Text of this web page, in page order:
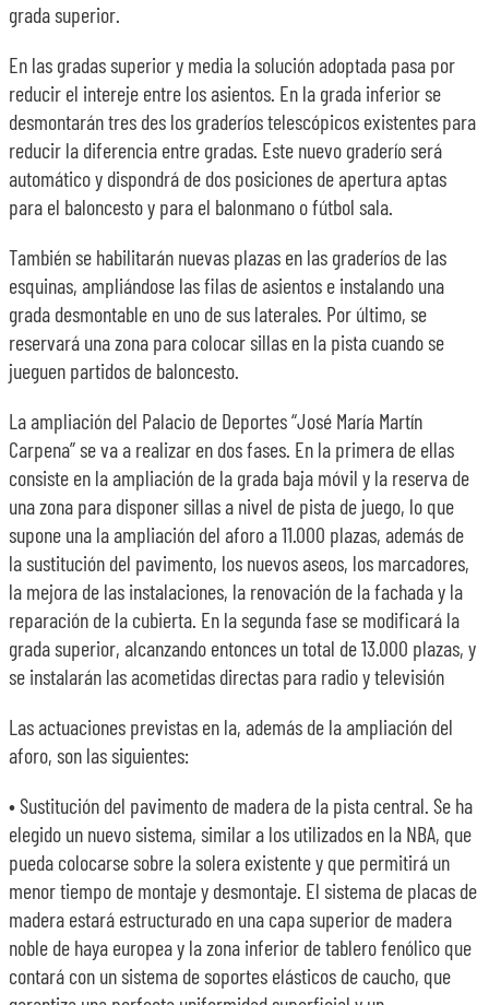
grada superior.
En las gradas superior y media la solución adoptada pasa por
reducir el intereje entre los asientos. En la grada inferior se
desmontarán tres des los graderíos telescópicos existentes para
reducir la diferencia entre gradas. Este nuevo graderío será
automático y dispondrá de dos posiciones de apertura aptas
para el baloncesto y para el balonmano o fútbol sala.
También se habilitarán nuevas plazas en las graderíos de las
esquinas, ampliándose las filas de asientos e instalando una
grada desmontable en uno de sus laterales. Por último, se
reservará una zona para colocar sillas en la pista cuando se
jueguen partidos de baloncesto.
La ampliación del Palacio de Deportes “José María Martín
Carpena” se va a realizar en dos fases. En la primera de ellas
consiste en la ampliación de la grada baja móvil y la reserva de
una zona para disponer sillas a nivel de pista de juego, lo que
supone una la ampliación del aforo a 11.000 plazas, además de
la sustitución del pavimento, los nuevos aseos, los marcadores,
la mejora de las instalaciones, la renovación de la fachada y la
reparación de la cubierta. En la segunda fase se modificará la
grada superior, alcanzando entonces un total de 13.000 plazas, y
se instalarán las acometidas directas para radio y televisión
Las actuaciones previstas en la, además de la ampliación del
aforo, son las siguientes:
• Sustitución del pavimento de madera de la pista central. Se ha
elegido un nuevo sistema, similar a los utilizados en la NBA, que
pueda colocarse sobre la solera existente y que permitirá un
menor tiempo de montaje y desmontaje. El sistema de placas de
madera estará estructurado en una capa superior de madera
noble de haya europea y la zona inferior de tablero fenólico que
contará con un sistema de soportes elásticos de caucho, que